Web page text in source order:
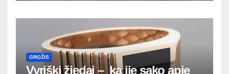
GROŽIS
Vyriški žiedai – ką jie sako apie